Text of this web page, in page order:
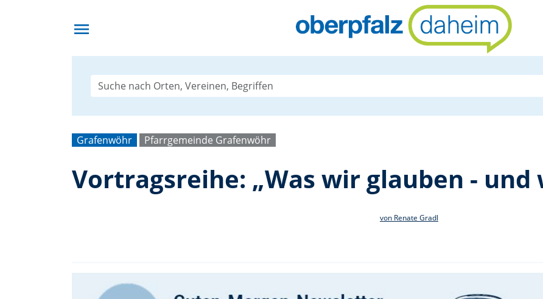
menu
Grafenwöhr Pfarrgemeinde Grafenwöhr
Vortragsreihe: „Was wir glauben - und
von Renate Gradl